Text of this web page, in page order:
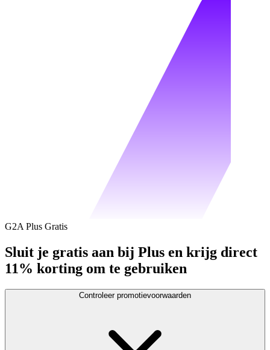
G2A Plus Gratis
Sluit je gratis aan bij Plus en krijg direct
11% korting om te gebruiken
Controleer promotievoorwaarden